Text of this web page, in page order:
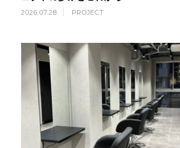
2026.07.28 PROJECT